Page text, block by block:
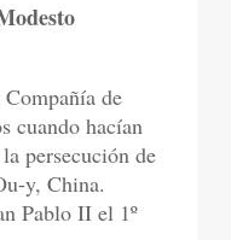
de
cuando hacían
persecución de
y, China.
Pablo II el 1º